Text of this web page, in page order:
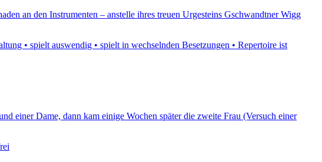
an den Instrumenten – anstelle ihres treuen Urgesteins Gschwandtner Wigg
• spielt auswendig • spielt in wechselnden Besetzungen • Repertoire ist
einer Dame, dann kam einige Wochen später die zweite Frau (Versuch einer